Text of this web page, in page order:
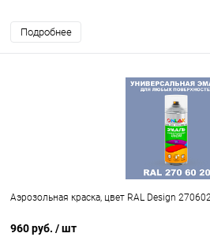
Подробнее
Аэрозольная краска, цвет RAL Design
960 руб. / шт